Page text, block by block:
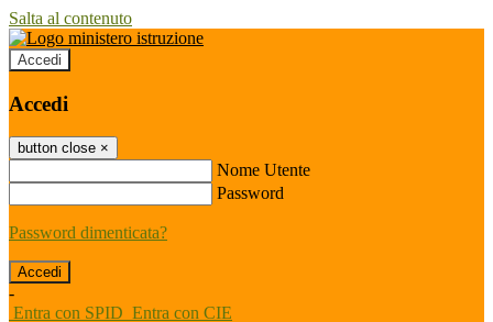
Salta al contenuto
Accedi
Accedi
button close ×
Nome Utente
Password
Password dimenticata?
-
Entra con SPID Entra con CIE